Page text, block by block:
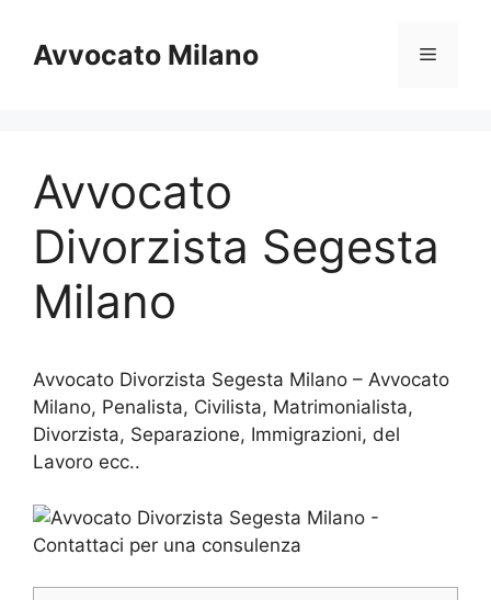
contenuto
Avvocato Milano Menu
Avvocato
Divorzista Segesta
Milano
Avvocato Divorzista Segesta Milano – Avvocato
Milano, Penalista, Civilista, Matrimonialista,
Divorzista, Separazione, Immigrazioni, del
Lavoro ecc..